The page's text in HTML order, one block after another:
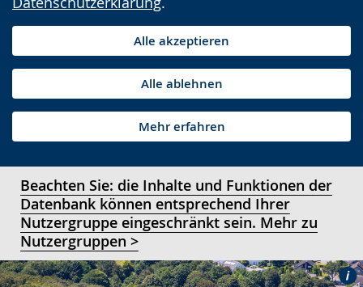
Alle akzeptieren
Alle ablehnen
Mehr erfahren
Beachten Sie: die Inhalte und Funktionen der
Datenbank können entsprechend Ihrer
Nutzergruppe eingeschränkt sein. Mehr zu
Nutzergruppen >